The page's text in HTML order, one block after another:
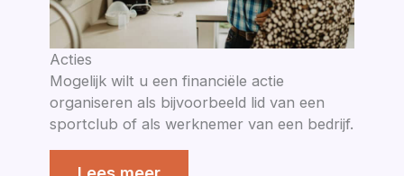
Acties
Mogelijk wilt u een financiële actie
organiseren als bijvoorbeeld lid van een
sportclub of als werknemer van een bedrijf.